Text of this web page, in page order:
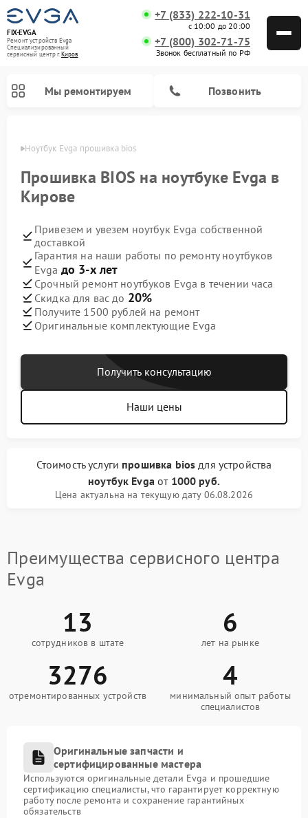
FIX-EVGA
Ремонт устройств Evga
Специализированный
cервисный центр г.Киров
+7 (833) 222-10-31
с 10:00 до 20:00
+7 (800) 302-71-75
Звонок бесплатный по РФ
Мы ремонтируем Позвонить
Ноутбук Evga прошивка bios
Прошивка BIOS на ноутбуке Evga в
Кирове
Привезем и увезем ноутбук Evga собственной
доставкой
Гарантия на наши работы по ремонту ноутбуков
Evga до 3-х лет
Срочный ремонт ноутбуков Evga в течении часа
Скидка для вас до 20%
Получите 1500 рублей на ремонт
Оригинальные комплектующие Evga
Получить консультацию
Наши цены
Стоимость услуги прошивка bios для устройства
ноутбук Evgaот 1000 руб.
Цена актуальна на текущую дату 06.08.2026
Преимущества сервисного центра
Evga
13
сотрудников в штате
6
лет на рынке
3276
отремонтированных устройств
4
минимальный опыт работы
специалистов
Оригинальные запчасти и
сертифицированные мастера
Используются оригинальные детали Evga и прошедшие
сертификацию специалисты, что гарантирует корректную
работу после ремонта и сохранение гарантийных
обязательств